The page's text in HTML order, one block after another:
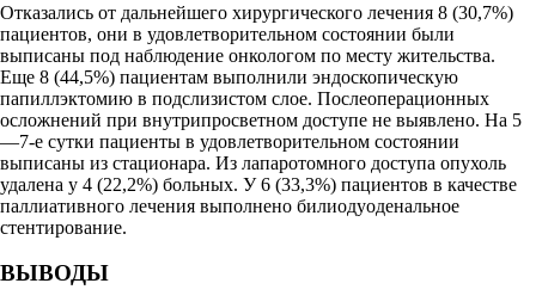
Отказались от дальнейшего хирургического лечения 8 (30,7%)
пациентов, они в удовлетворительном состоянии были
выписаны под наблюдение онкологом по месту жительства.
Еще 8 (44,5%) пациентам выполнили эндоскопическую
папиллэктомию в подслизистом слое. Послеоперационных
осложнений при внутрипросветном доступе не выявлено. На 5
—7-е сутки пациенты в удовлетворительном состоянии
выписаны из стационара. Из лапаротомного доступа опухоль
удалена у 4 (22,2%) больных. У 6 (33,3%) пациентов в качестве
паллиативного лечения выполнено билиодуоденальное
стентирование.
ВЫВОДЫ